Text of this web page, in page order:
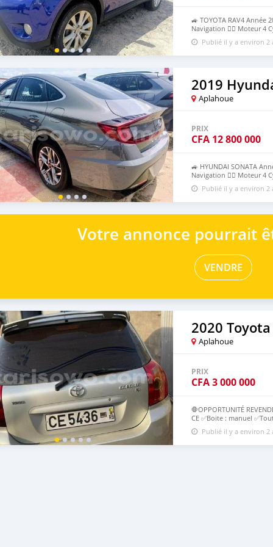
🚙 TOYOTA RAV4 Année
Navigation 👉🏻 Moteur 4
👉🏻 Intérieur Cuir Propre
Publié il y a environ 2
2019
Aplahoue
PRIX
CFA 12 800 000
🚙 HYUNDAI SONATA
Navigation 👉🏻 Moteur 4
👉🏻 Intérieur cuir Propre
....12.800.000f CFA à
Publié il y a environ 2
Votre annonce pourrait
VENDRE
2020
Aplahoue
PRIX
CFA3 000 000
🛑OPPORTUNITÉ
CE ✅Boite : manuel
légèrement Contact
Publié il y a environ 2